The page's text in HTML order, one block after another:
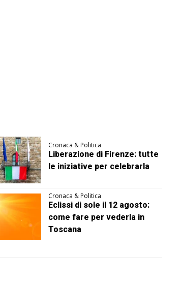
Cronaca & Politica
Liberazione di Firenze: tutte
le iniziative per celebrarla
Cronaca & Politica
Eclissi di sole il 12 agosto:
come fare per vederla in
Toscana